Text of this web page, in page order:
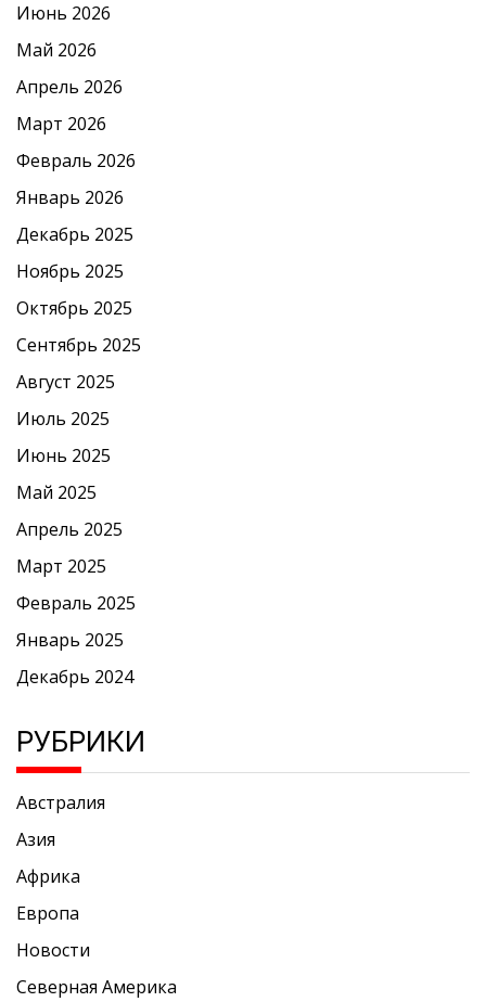
Июнь 2026
Май 2026
Апрель 2026
Март 2026
Февраль 2026
Январь 2026
Декабрь 2025
Ноябрь 2025
Октябрь 2025
Сентябрь 2025
Август 2025
Июль 2025
Июнь 2025
Май 2025
Апрель 2025
Март 2025
Февраль 2025
Январь 2025
Декабрь 2024
РУБРИКИ
Австралия
Азия
Африка
Европа
Новости
Северная Америка